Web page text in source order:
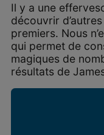
Il y a une
découvrir
premiers. Nous
qui permet de
magiques de
résultats de